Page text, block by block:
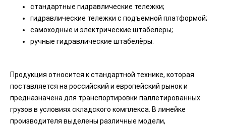
стандартные гидравлические тележки;
гидравлические тележки с подъемной платформой;
самоходные и электрические штабелёры;
ручные гидравлические штабелёры.
Продукция относится к стандартной технике, которая
поставляется на российский и европейский рынок и
предназначена для транспортировки паллетированных
грузов в условиях складского комплекса. В линейке
производителя выделены различные модели,